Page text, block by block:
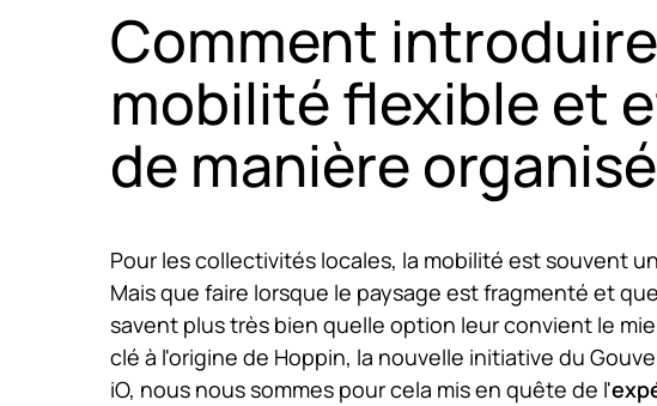
Comment
mobilité flexible et
de manière
Pour les collectivités locales, la mobilité est souvent
Mais que faire lorsque le paysage est fragmenté et
savent plus très bien quelle option leur convient le
clé à l'origine de Hoppin, la nouvelle initiative du
iO, nous nous sommes pour cela mis en quête de l'